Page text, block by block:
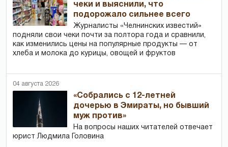
чеки и выяснили, что
подорожало сильнее всего
Журналисты «Челнинских известий»
подняли свои чеки почти за полтора года и сравнили,
как изменились цены на популярные продукты — от
хлеба и молока до курицы, овощей и фруктов
04 августа 2026
«Собрались с 12-летней
дочерью в Эмираты, но бывший
муж против»
На вопросы наших читателей отвечает
юрист Людмила Головина